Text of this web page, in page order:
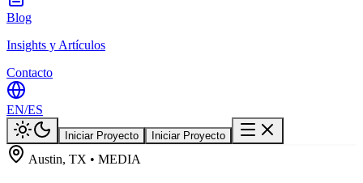
Blog
Insights y Artículos
Contacto
EN/ES
Iniciar Proyecto Iniciar Proyecto
Austin, TX • MEDIA